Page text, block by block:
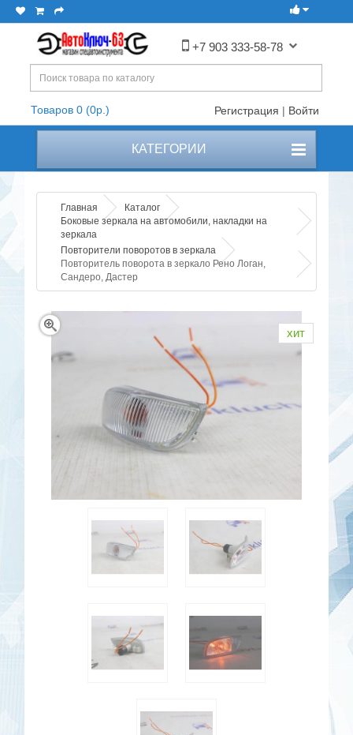
+7 903 333-58-78
Товаров 0 (0р.) Регистрация | Войти
КАТЕГОРИИ
Главная
Каталог
Боковые зеркала на автомобили, накладки на
зеркала
Повторители поворотов в зеркала
Повторитель поворота в зеркало Рено Логан,
Сандеро, Дастер
хит